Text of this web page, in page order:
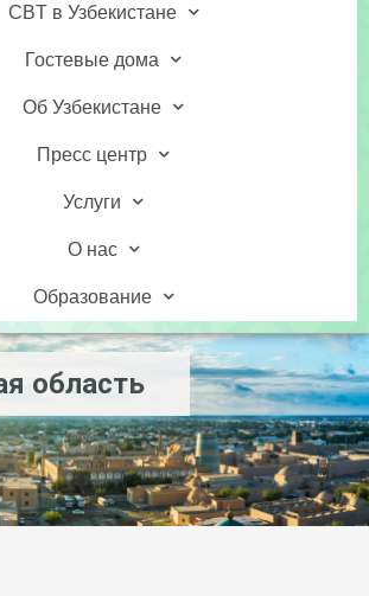
CBT в Узбекистане
Гостевые дома
Об Узбекистане
Пресс центр
Услуги
О нас
Образование
область